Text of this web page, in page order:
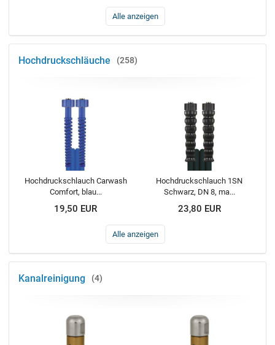
Alle anzeigen
Hochdruckschläuche 258
Hochdruckschlauch Carwash
Comfort, blau...
19,50 EUR
Hochdruckschlauch 1SN
Schwarz, DN 8, ma...
23,80 EUR
Alle anzeigen
Kanalreinigung 4